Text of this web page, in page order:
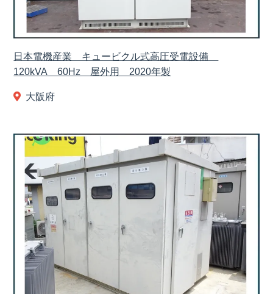
日本電機産業 キュービクル式高圧受電設備
120kVA 60Hz 屋外用 2020年製
大阪府